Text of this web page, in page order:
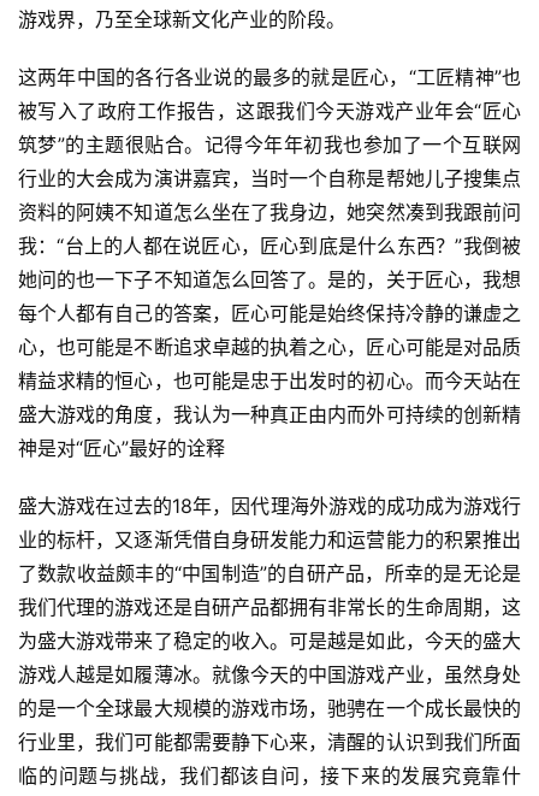
首
页
游
茶
原
创
游
戏
界
手
机
游
戏
单
机
游戏界，乃至全球新文化产业的阶段。
这两年中国的各行各业说的最多的就是匠心，“工匠精神”也
被写入了政府工作报告，这跟我们今天游戏产业年会“匠心
筑梦”的主题很贴合。记得今年年初我也参加了一个互联网
行业的大会成为演讲嘉宾，当时一个自称是帮她儿子搜集点
资料的阿姨不知道怎么坐在了我身边，她突然凑到我跟前问
我：“台上的人都在说匠心，匠心到底是什么东西？”我倒被
她问的也一下子不知道怎么回答了。是的，关于匠心，我想
每个人都有自己的答案，匠心可能是始终保持冷静的谦虚之
心，也可能是不断追求卓越的执着之心，匠心可能是对品质
精益求精的恒心，也可能是忠于出发时的初心。而今天站在
盛大游戏的角度，我认为一种真正由内而外可持续的创新精
神是对“匠心”最好的诠释
盛大游戏在过去的18年，因代理海外游戏的成功成为游戏行
业的标杆，又逐渐凭借自身研发能力和运营能力的积累推出
了数款收益颇丰的“中国制造”的自研产品，所幸的是无论是
我们代理的游戏还是自研产品都拥有非常长的生命周期，这
为盛大游戏带来了稳定的收入。可是越是如此，今天的盛大
游戏人越是如履薄冰。就像今天的中国游戏产业，虽然身处
的是一个全球最大规模的游戏市场，驰骋在一个成长最快的
行业里，我们可能都需要静下心来，清醒的认识到我们所面
临的问题与挑战，我们都该自问，接下来的发展究竟靠什